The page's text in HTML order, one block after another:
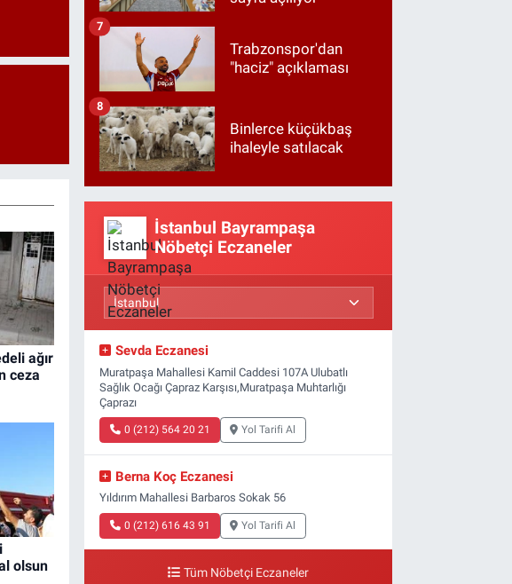
ağır
ceza
olsun
Trabzonspor'dan
"haciz" açıklaması
7
Binlerce küçükbaş
ihaleyle satılacak
8
İstanbul Bayrampaşa
Nöbetçi Eczaneler
Sevda Eczanesi
Muratpaşa Mahallesi Kamil Caddesi 107A Ulubatlı
Sağlık Ocağı Çapraz Karşısı,Muratpaşa Muhtarlığı
Çaprazı
0 (212) 564 20 21 Yol Tarifi Al
Berna Koç Eczanesi
Yıldırım Mahallesi Barbaros Sokak 56
0 (212) 616 43 91 Yol Tarifi Al
Tüm Nöbetçi Eczaneler